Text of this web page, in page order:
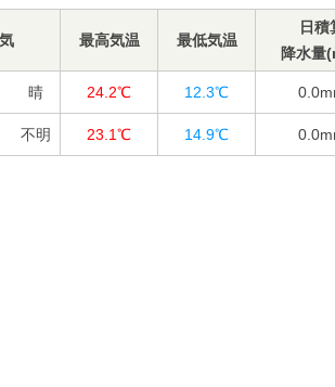
最高気温 最低気温
日積
降水量
晴 24.2℃ 12.3℃ 0.0
不明 23.1℃ 14.9℃ 0.0